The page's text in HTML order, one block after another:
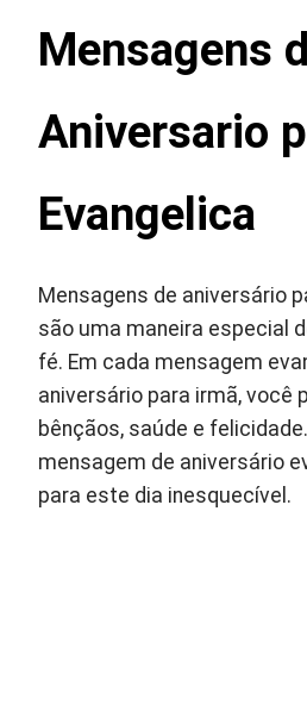
Mensagens
Aniversario
Evangelica
Mensagens de aniversário
são uma maneira especial
fé. Em cada mensagem
aniversário para irmã, você
bênçãos, saúde e
mensagem de aniversário
para este dia inesquecível.